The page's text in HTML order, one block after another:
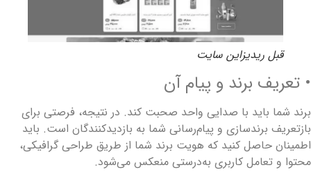
قبل ریدیزاین سایت
• تعریف برند و پیام آن
برند شما باید با صدایی واحد صحبت کند. در نتیجه، فرصتی برای
بازتعریف برندسازی و پیام‌رسانی شما به بازدیدکنندگان است. باید
اطمینان حاصل کنید که هویت برند شما از طریق طراحی گرافیکی،
محتوا و تعامل کاربری به‌درستی منعکس می‌شود.